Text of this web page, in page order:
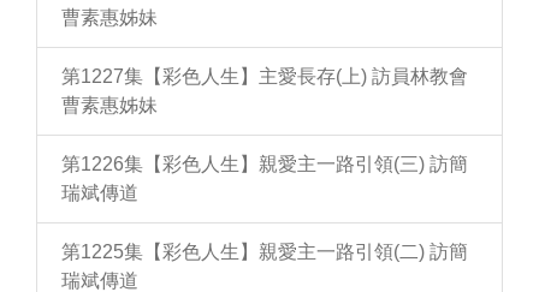
曹素惠姊妹
第1227集【彩色人生】主愛長存(上) 訪員林教會
曹素惠姊妹
第1226集【彩色人生】親愛主一路引領(三) 訪簡
瑞斌傳道
第1225集【彩色人生】親愛主一路引領(二) 訪簡
瑞斌傳道